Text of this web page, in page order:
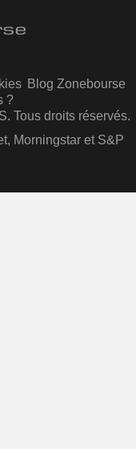
Blog Zonebourse
?
Tous droits réservés.
Morningstar et S&P